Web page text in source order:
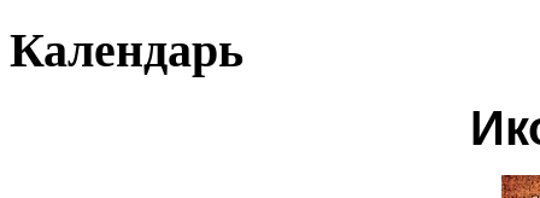
Календарь